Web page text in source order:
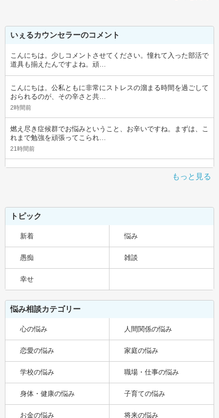
いぇるカウンセラーのコメント
こんにちは。少しコメントさせてください。憧れて入った部活で
道具も揃えたんですよね。頑…
こんにちは。公私ともに非常にストレスの溜まる時間を過ごして
おられるのが、その辛さと共…
2時間前
燃え尽き症候群でお悩みということ、お辛いですね。まずは、こ
れまで勉強を頑張ってこられ…
21時間前
もっと見る
トピック
新着 悩み
愚痴 雑談
幸せ
悩み相談カテゴリー
心の悩み 人間関係の悩み
恋愛の悩み 家庭の悩み
学校の悩み 職場・仕事の悩み
身体・健康の悩み 子育ての悩み
お金の悩み 将来の悩み